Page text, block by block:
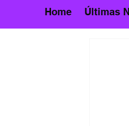
Home Últimas